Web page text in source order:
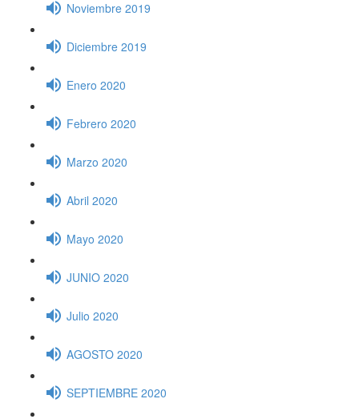
Noviembre 2019
Diciembre 2019
Enero 2020
Febrero 2020
Marzo 2020
Abril 2020
Mayo 2020
JUNIO 2020
Julio 2020
AGOSTO 2020
SEPTIEMBRE 2020